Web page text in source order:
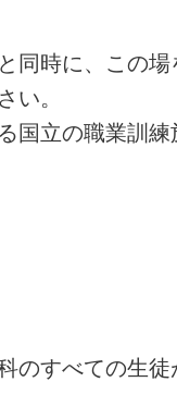
同時に、この
い。
国立の職業訓
のすべての生